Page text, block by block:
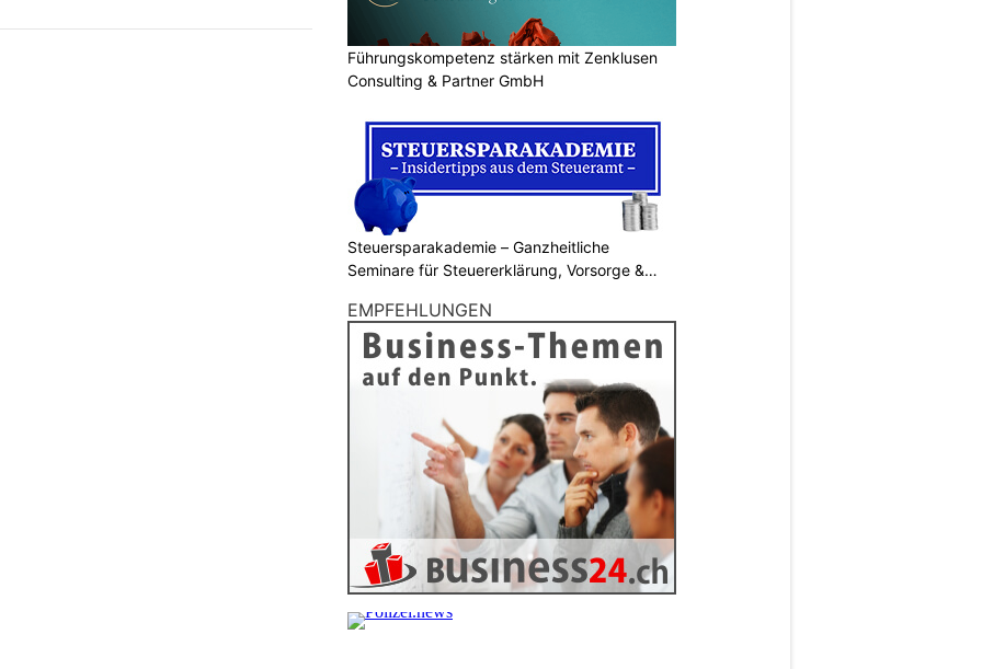
Führungskompetenz stärken mit Zenklusen
Consulting & Partner GmbH
Steuersparakademie – Ganzheitliche
Seminare für Steuererklärung, Vorsorge &
EMPFEHLUNGEN